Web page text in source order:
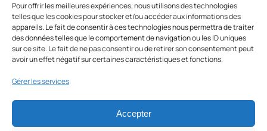
Pour offrir les meilleures expériences, nous utilisons des technologies
telles que les cookies pour stocker et/ou accéder aux informations des
appareils. Le fait de consentir à ces technologies nous permettra de traiter
des données telles que le comportement de navigation ou les ID uniques
sur ce site. Le fait de ne pas consentir ou de retirer son consentement peut
avoir un effet négatif sur certaines caractéristiques et fonctions.
Gérer les services
Accepter
CGV Tortilla mexicaine
Boissons mexicaines